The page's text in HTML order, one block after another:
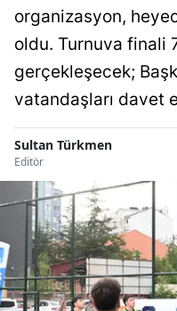
organizasyon,
oldu. Turnuva finali
gerçekleşecek;
vatandaşları davet
Sultan Türkmen
Editör